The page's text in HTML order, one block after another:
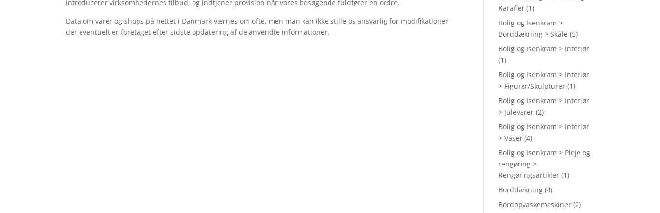
introducerer virksomhedernes tilbud, og indtjener provision når vores besøgende fuldfører en ordre.
Data om varer og shops på nettet i Danmark værnes om ofte, men man kan ikke stille os ansvarlig for modifikationer
der eventuelt er foretaget efter sidste opdatering af de anvendte informationer.
Karafler (1)
Bolig og Isenkram >
Borddækning > Skåle (5)
Bolig og Isenkram > Interiør
(1)
Bolig og Isenkram > Interiør
> Figurer/Skulpturer (1)
Bolig og Isenkram > Interiør
> Julevarer (2)
Bolig og Isenkram > Interiør
> Vaser (4)
Bolig og Isenkram > Pleje og
rengøring >
Rengøringsartikler (1)
Borddækning (4)
Bordopvaskemaskiner (2)